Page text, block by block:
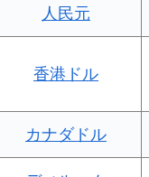
人民元
香港ドル
カナダドル